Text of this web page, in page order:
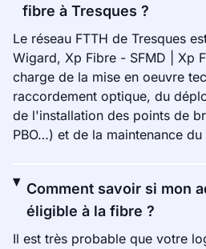
fibre à Tresques ?
Le réseau FTTH de Tresques
Wigard, Xp Fibre - SFMD | Xp
charge de la mise en oeuvre
raccordement optique, du
de l'installation des points de
PBO…) et de la maintenance du
Comment savoir si mon
éligible à la fibre ?
Il est très probable que votre